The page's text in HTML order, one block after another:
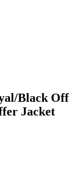
Black Off
Jacket